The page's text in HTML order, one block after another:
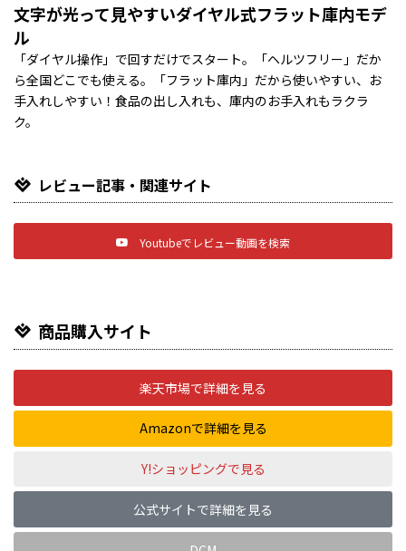
文字が光って見やすいダイヤル式フラット庫内モデ
ル
「ダイヤル操作」で回すだけでスタート。「ヘルツフリー」だか
ら全国どこでも使える。「フラット庫内」だから使いやすい、お
手入れしやすい！食品の出し入れも、庫内のお手入れもラクラ
ク。
レビュー記事・関連サイト
Youtubeでレビュー動画を検索
商品購入サイト
楽天市場で詳細を見る
Amazonで詳細を見る
Y!ショッピングで見る
公式サイトで詳細を見る